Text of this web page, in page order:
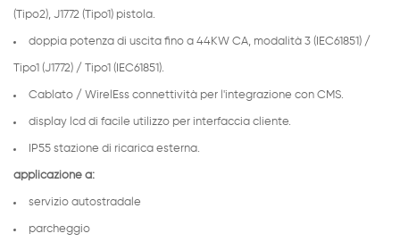
(Tipo2), J1772 (Tipo1) pistola.
doppia potenza di uscita fino a 44KW CA, modalità 3 (IEC61851) /
Tipo1 (J1772) / Tipo1 (IEC61851).
Cablato / WirelEss connettività per l'integrazione con CMS.
display lcd di facile utilizzo per interfaccia cliente.
IP55 stazione di ricarica esterna.
applicazione a:
servizio autostradale
parcheggio